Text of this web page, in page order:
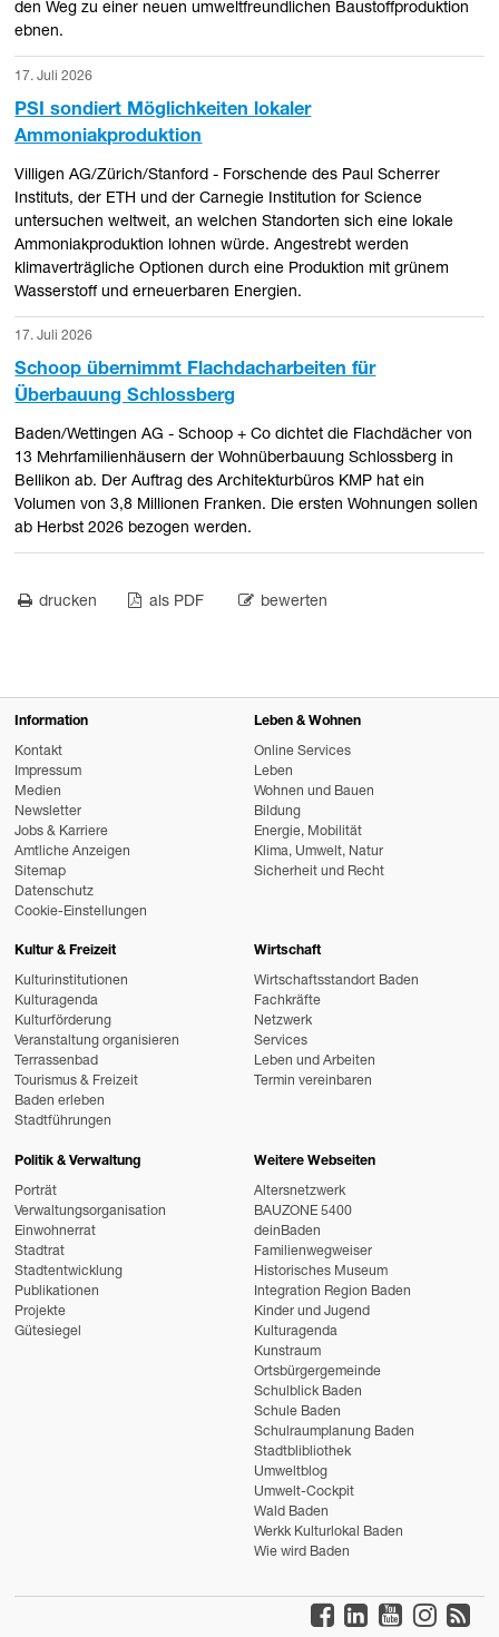
den Weg zu einer neuen umweltfreundlichen Baustoffproduktion
ebnen.
PSI sondiert Möglichkeiten lokaler
Ammoniakproduktion
17. Juli 2026
Villigen AG/Zürich/Stanford - Forschende des Paul Scherrer
Instituts, der ETH und der Carnegie Institution for Science
untersuchen weltweit, an welchen Standorten sich eine lokale
Ammoniakproduktion lohnen würde. Angestrebt werden
klimaverträgliche Optionen durch eine Produktion mit grünem
Wasserstoff und erneuerbaren Energien.
Schoop übernimmt Flachdacharbeiten für
Überbauung Schlossberg
17. Juli 2026
Baden/Wettingen AG - Schoop + Co dichtet die Flachdächer von
13 Mehrfamilienhäusern der Wohnüberbauung Schlossberg in
Bellikon ab. Der Auftrag des Architekturbüros KMP hat ein
Volumen von 3,8 Millionen Franken. Die ersten Wohnungen sollen
ab Herbst 2026 bezogen werden.
drucken als PDF bewerten
Information
Kontakt
Impressum
Medien
Newsletter
Jobs & Karriere
Amtliche Anzeigen
Sitemap
Datenschutz
Cookie-Einstellungen
Leben & Wohnen
Online Services
Leben
Wohnen und Bauen
Bildung
Energie, Mobilität
Klima, Umwelt, Natur
Sicherheit und Recht
Kultur & Freizeit
Kulturinstitutionen
Kulturagenda
Kulturförderung
Veranstaltung organisieren
Terrassenbad
Tourismus & Freizeit
Baden erleben
Stadtführungen
Wirtschaft
Wirtschaftsstandort Baden
Fachkräfte
Netzwerk
Services
Leben und Arbeiten
Termin vereinbaren
Politik & Verwaltung
Porträt
Verwaltungsorganisation
Einwohnerrat
Stadtrat
Stadtentwicklung
Publikationen
Projekte
Gütesiegel
Weitere Webseiten
Altersnetzwerk
BAUZONE 5400
deinBaden
Familienwegweiser
Historisches Museum
Integration Region Baden
Kinder und Jugend
Kulturagenda
Kunstraum
Ortsbürgergemeinde
Schulblick Baden
Schule Baden
Schulraumplanung Baden
Stadtblibliothek
Umweltblog
Umwelt-Cockpit
Wald Baden
Werkk Kulturlokal Baden
Wie wird Baden